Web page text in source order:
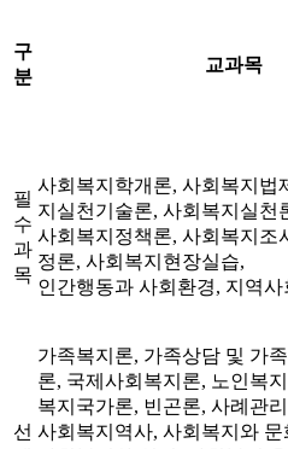
구
분
교과목
필
수
과
목
사회복지학개론, 사회복지법
지실천기술론, 사회복지실천
사회복지정책론, 사회복지조
정론, 사회복지현장실습,
인간행동과 사회환경, 지역사
선
가족복지론, 가족상담 및 가
론, 국제사회복지론, 노인복
복지국가론, 빈곤론, 사례관
사회복지역사, 사회복지와 문